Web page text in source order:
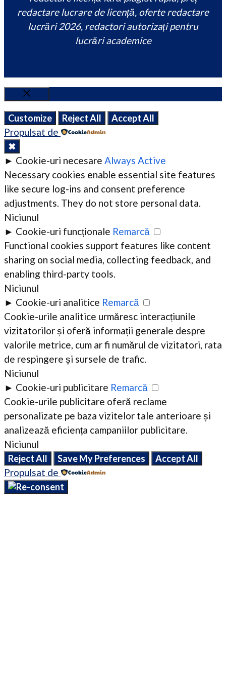
redactare lucrare de licență, oferte redactare
lucrări 2026, redactori autorizați pentru
lucrări academice
Close
Customize
Reject All Accept All
Propulsat de
✖
► Cookie-uri necesare Always Active
Necessary cookies enable essential site features
like secure log-ins and consent preference
adjustments. They do not store personal data.
Niciunul
► Cookie-uri funcționale Remarcă
Functional cookies support features like content
sharing on social media, collecting feedback, and
enabling third-party tools.
Niciunul
► Cookie-uri analitice Remarcă
Cookie-urile analitice urmăresc interacțiunile
vizitatorilor și oferă informații generale despre
valorile metrice, cum ar fi numărul de vizitatori, rata
de respingere și sursele de trafic.
Niciunul
► Cookie-uri publicitare Remarcă
Cookie-urile publicitare oferă reclame
personalizate pe baza vizitelor tale anterioare și
analizează eficiența campaniilor publicitare.
Niciunul
Reject All Save My Preferences Accept All
Propulsat de